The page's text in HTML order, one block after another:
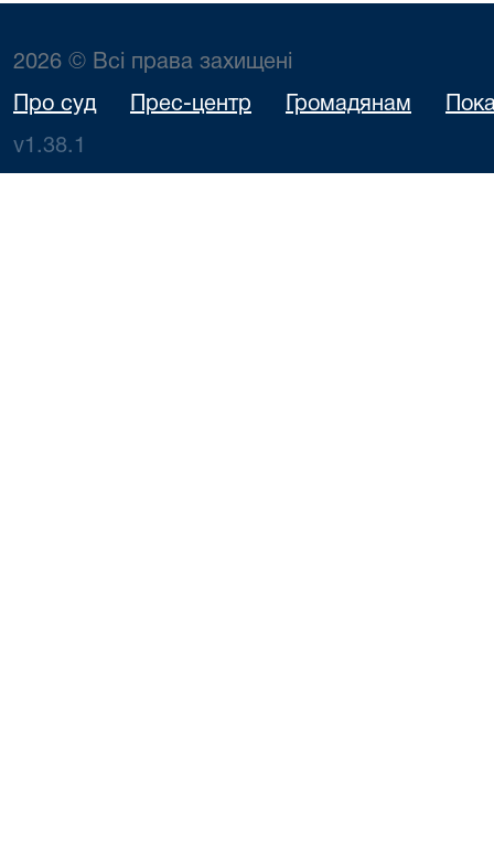
2026 © Всі права захищені
Про суд Прес-центр Громадянам
v1.38.1